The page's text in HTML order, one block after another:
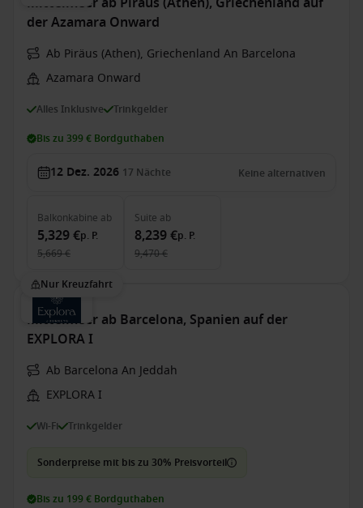
der Azamara Onward
Ab Piräus (Athen), Griechenland An Barcelona
Azamara Onward
Alles Inklusive Trinkgelder
Bis zu 399 € Bordguthaben
12 Dez. 2026 17 Nächte Keine alternativen
Balkonkabine ab
5,329 €p. P.
5,669 €
Suite ab
8,239 €p. P.
9,470 €
Nur Kreuzfahrt
Mittelmeer ab Barcelona, Spanien auf der
EXPLORA I
Ab Barcelona An Jeddah
EXPLORA I
Wi-Fi Trinkgelder
Sonderpreise mit bis zu 30% Preisvorteil
Bis zu 199 € Bordguthaben